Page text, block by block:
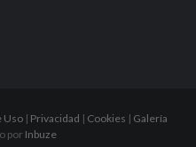
Uso| Privacidad | Cookies | Galería
por Inbuze